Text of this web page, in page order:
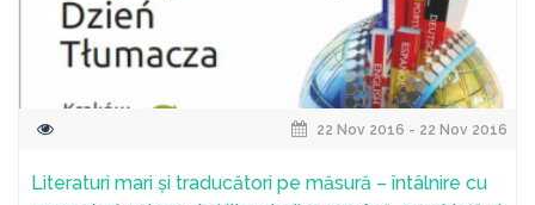
22 Nov 2016 - 22 Nov 2016
Literaturi mari și traducători pe măsură – întâlnire cu